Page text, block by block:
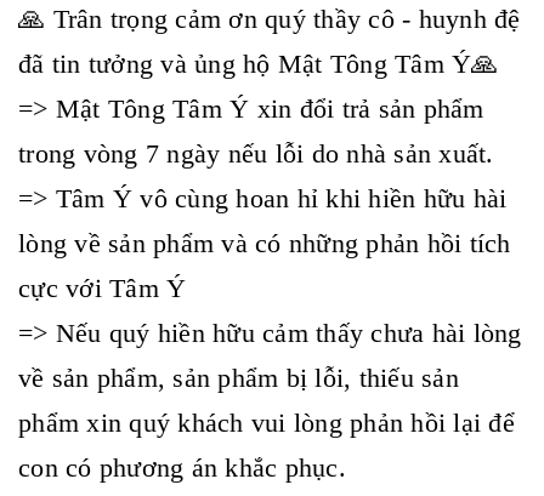
🙏 Trân trọng cảm ơn quý thầy cô - huynh đệ
đã tin tưởng và ủng hộ Mật Tông Tâm Ý🙏
=> Mật Tông Tâm Ý xin đổi trả sản phẩm
trong vòng 7 ngày nếu lỗi do nhà sản xuất.
=> Tâm Ý vô cùng hoan hỉ khi hiền hữu hài
lòng về sản phẩm và có những phản hồi tích
cực với Tâm Ý
=> Nếu quý hiền hữu cảm thấy chưa hài lòng
về sản phẩm, sản phẩm bị lỗi, thiếu sản
phẩm xin quý khách vui lòng phản hồi lại để
con có phương án khắc phục.